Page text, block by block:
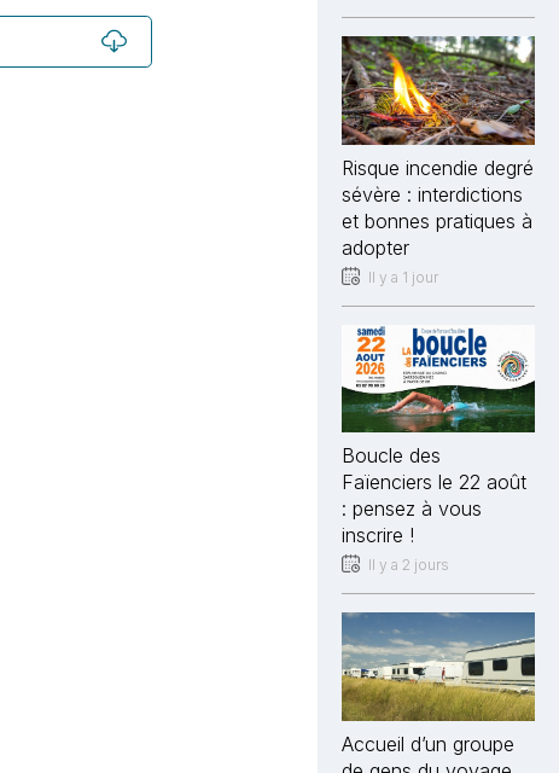
Risque incendie degré
sévère : interdictions
et bonnes pratiques à
adopter
Il y a 1 jour
Boucle des
Faïenciers le 22 août
: pensez à vous
inscrire !
Il y a 2 jours
Accueil d’un groupe